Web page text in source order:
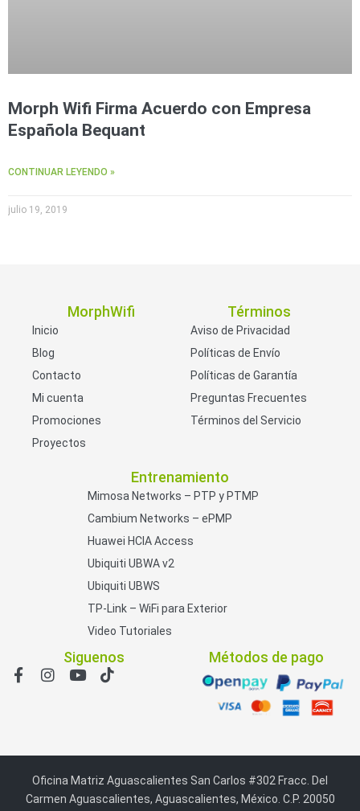
Morph Wifi Firma Acuerdo con Empresa
Española Bequant
CONTINUAR LEYENDO »
julio 19, 2019
MorphWifi
Inicio
Blog
Contacto
Mi cuenta
Promociones
Proyectos
Términos
Aviso de Privacidad
Políticas de Envío
Políticas de Garantía
Preguntas Frecuentes
Términos del Servicio
Entrenamiento
Mimosa Networks – PTP y PTMP
Cambium Networks – ePMP
Huawei HCIA Access
Ubiquiti UBWA v2
Ubiquiti UBWS
TP-Link – WiFi para Exterior
Video Tutoriales
Siguenos Métodos de pago
Oficina Matriz Aguascalientes San Carlos #302 Fracc. Del
Carmen Aguascalientes, Aguascalientes, México. C.P. 20050